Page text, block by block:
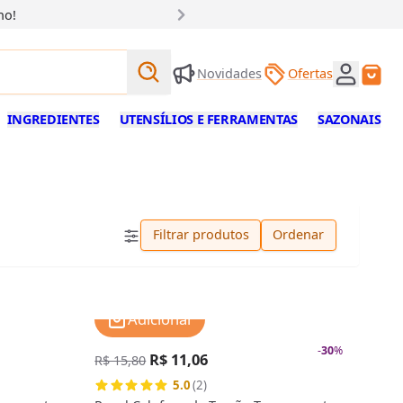
Buscar produtos
Buscar
Novidades Ofertas
INGREDIENTES UTENSÍLIOS E FERRAMENTAS SAZONAIS
Filtrar produtos Ordenar
-30%
R$ 15,80 R$ 11,06
5.0(2)
Adicionar